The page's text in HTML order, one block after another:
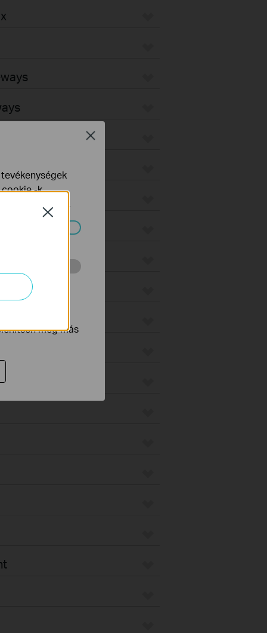
Close
cookie -k
talál.
be annak
meg más
Close